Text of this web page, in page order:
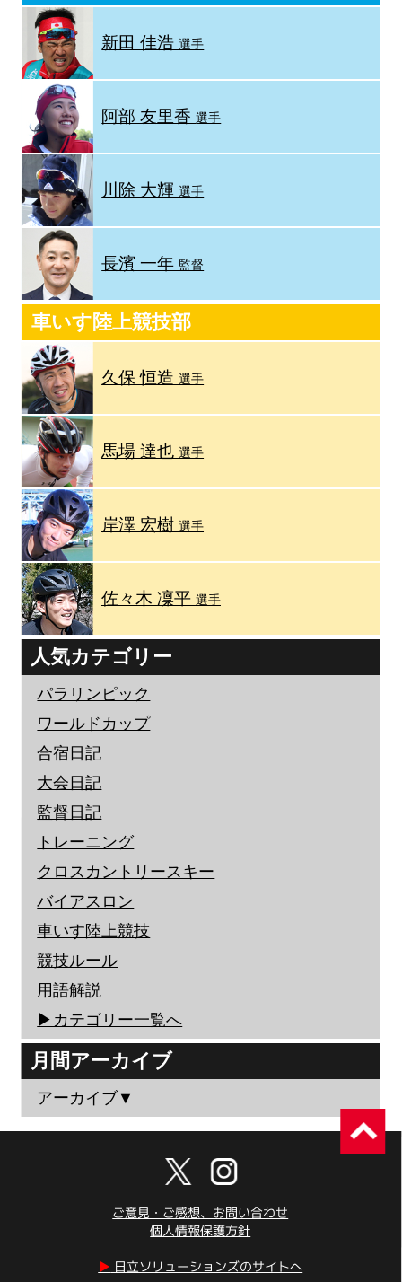
新田 佳浩選手
阿部 友里香選手
川除 大輝選手
長濱 一年 監督
車いす陸上競技部
久保 恒造選手
馬場 達也選手
岸澤 宏樹選手
佐々木 凜平 選手
人気カテゴリー
パラリンピック
ワールドカップ
合宿日記
大会日記
監督日記
トレーニング
クロスカントリースキー
バイアスロン
車いす陸上競技
競技ルール
用語解説
▶︎カテゴリー一覧へ
月間アーカイブ
アーカイブ▼
ご意見・ご感想、お問い合わせ
個人情報保護方針
▶︎ 日立ソリューションズのサイトへ